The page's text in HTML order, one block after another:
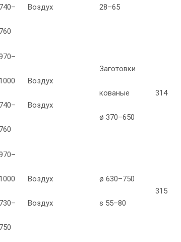
740–
760
Воздух 28–65
1000
740–
760
Воздух
Воздух
Заготовки
кованые
ø 370–650
314
1000
730–
750
Воздух
Воздух
ø 630–750
s 55–80
315